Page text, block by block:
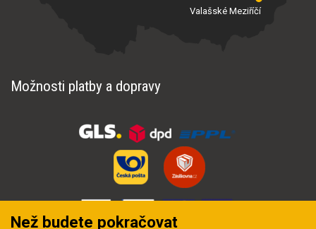
Valašské Meziříčí
Možnosti platby a dopravy
Než budete pokračovat